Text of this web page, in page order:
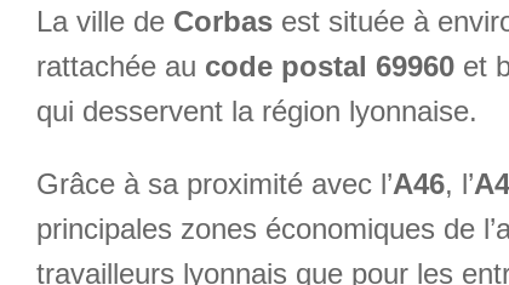
La ville de Corbas est située à
rattachée au code postal 69960 et
qui desservent la région lyonnaise.
Grâce à sa proximité avec l’A46, l’
principales zones économiques de
travailleurs lyonnais que pour les